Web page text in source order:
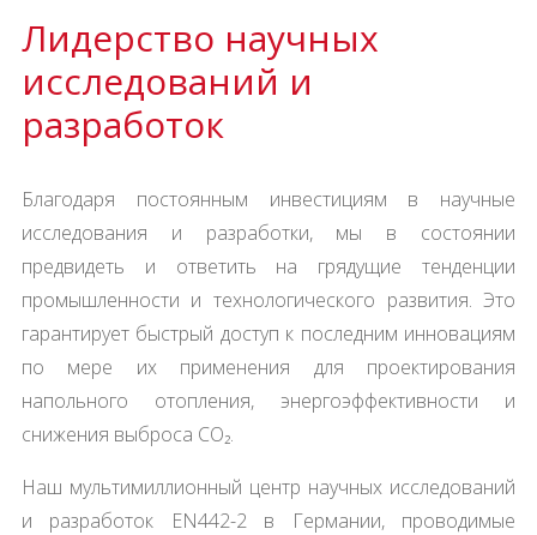
Лидерство научных
исследований и
разработок
Благодаря постоянным инвестициям в научные
исследования и разработки, мы в состоянии
предвидеть и ответить на грядущие тенденции
промышленности и технологического развития. Это
гарантирует быстрый доступ к последним инновациям
по мере их применения для проектирования
напольного отопления, энергоэффективности и
снижения выброса CO₂.
Наш мультимиллионный центр научных исследований
и разработок EN442-2 в Германии, проводимые